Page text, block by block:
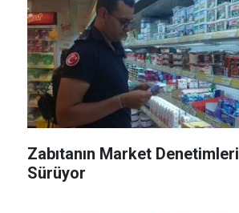
Zabıtanın Market Denetimleri
Sürüyor